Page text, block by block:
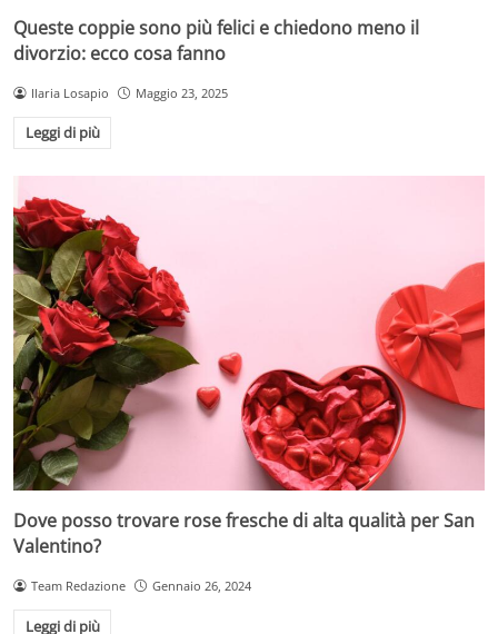
Queste coppie sono più felici e chiedono meno il
divorzio: ecco cosa fanno
Ilaria Losapio Maggio 23, 2025
Leggi di più
Dove posso trovare rose fresche di alta qualità per San
Valentino?
Team Redazione Gennaio 26, 2024
Leggi di più